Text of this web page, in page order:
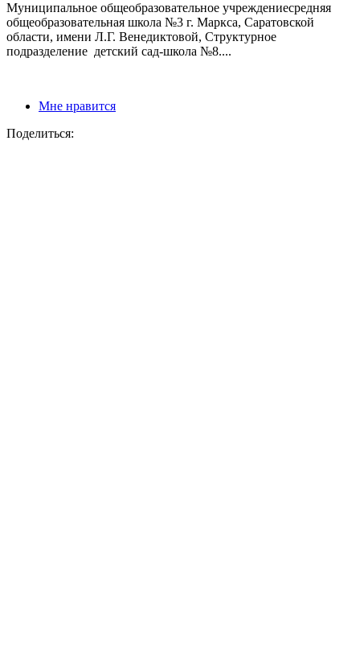
Муниципальное общеобразовательное учреждениесредняя
общеобразовательная школа №3 г. Маркса, Саратовской
области, имени Л.Г. Венедиктовой, Структурное
подразделение детский сад-школа №8....
Мне нравится
Поделиться: